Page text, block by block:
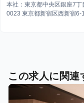
本社：東京都中央区銀座7
0023 東京都新宿区西新宿6-
この求人に関連